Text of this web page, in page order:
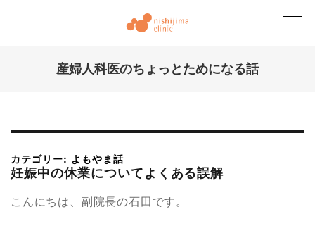
産婦人科医のちょっとためになる話
カテゴリー: よもやま話
妊娠中の休業についてよくある誤解
こんにちは、副院長の石田です。